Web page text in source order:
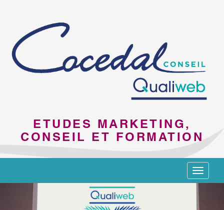
ETUDES MARKETING,
CONSEIL ET FORMATION
Toggle